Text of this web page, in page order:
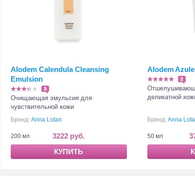
Alodem Calendula Cleansing
Emulsion
3
Очищающая эмульсия для
чувствительной кожи
Бренд: Anna Lotan
200 мл
3222 руб.
КУПИТЬ
Alodem
2
деликатной
Бренд: Anna
50 мл